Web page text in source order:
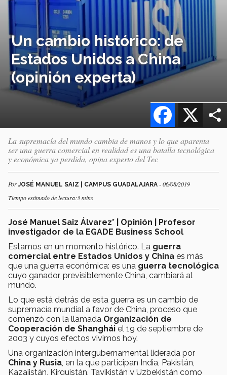
Un cambio histórico: de
Estados Unidos a China
(opinión experta)
X
Facebook
La supremacía del mundo cambia de manos y lo que aparenta
ser una guerra comercial en realidad es una batalla tecnológica
y económica ya perdida, opina experto del Tec
PorJOSÉ MANUEL SAIZ | CAMPUS GUADALAJARA - 06/08/2019
Tiempo estimado de lectura:3 mins
José Manuel Saiz Álvarez* | Opinión | Profesor
investigador de la EGADE Business School
Estamos en un momento histórico. La guerra
comercial entre Estados Unidos y China es más
que una guerra económica: es una guerra tecnológica
cuyo ganador, previsiblemente China, cambiará al
mundo.
Lo que está detrás de esta guerra es un cambio de
supremacía mundial a favor de China, proceso que
comenzó con la llamada Organización de
Cooperación de Shanghái el 19 de septiembre de
2003 y cuyos efectos vivimos hoy.
Una organización intergubernamental liderada por
China y Rusia , en la que participan India, Pakistán,
Kazajistán, Kirguistán, Tayikistán y Uzbekistán como